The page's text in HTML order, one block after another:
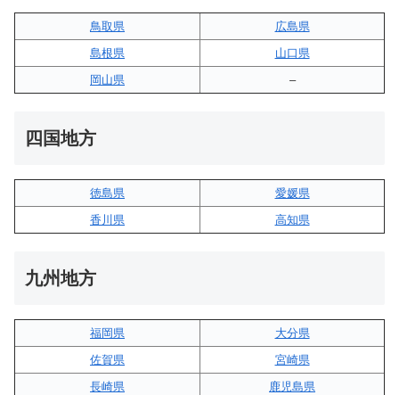
鳥取県
広島県
島根県
山口県
岡山県
–
四国地方
徳島県
愛媛県
香川県
高知県
九州地方
福岡県
大分県
佐賀県
宮崎県
長崎県
鹿児島県